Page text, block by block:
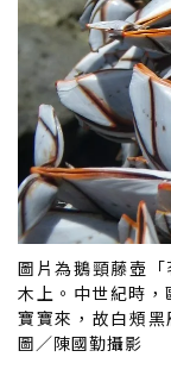
圖片為鵝頸藤壺
木上。中世紀時
寶寶來，故白頰
圖／陳國勤攝影